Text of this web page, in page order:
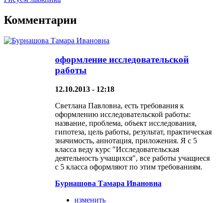
Комментарии
оформление исследовательской
работы
12.10.2013 - 12:18
Светлана Павловна, есть требования к
оформлению исследовательской работы:
название, проблема, объект исследования,
гипотеза, цель работы, результат, практическая
значимость, аннотация, приложения. Я с 5
класса веду курс "Исследовательская
деятельность учащихся", все работы учащиеся
с 5 класса оформляют по этим требованиям.
Бурнашова Тамара Ивановна
изменить